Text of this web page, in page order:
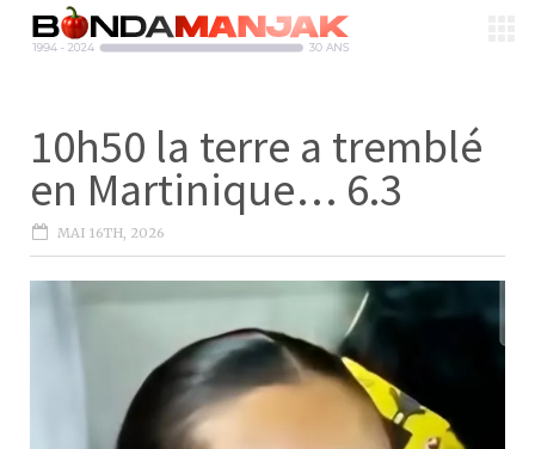
10h50 la terre a tremblé
en Martinique… 6.3
MAI 16TH, 2026